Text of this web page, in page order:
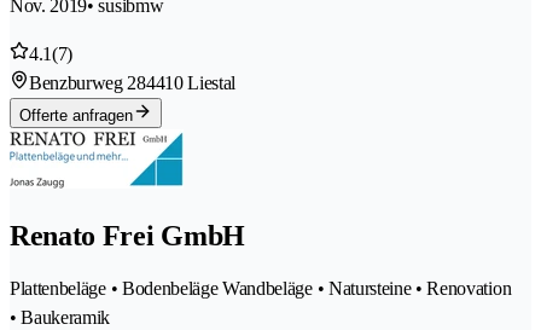
Nov. 2019• susibmw
4.1(7)
Benzburweg 284410 Liestal
Offerte anfragen
Renato Frei GmbH
Plattenbeläge • Bodenbeläge Wandbeläge • Natursteine • Renovation
• Baukeramik